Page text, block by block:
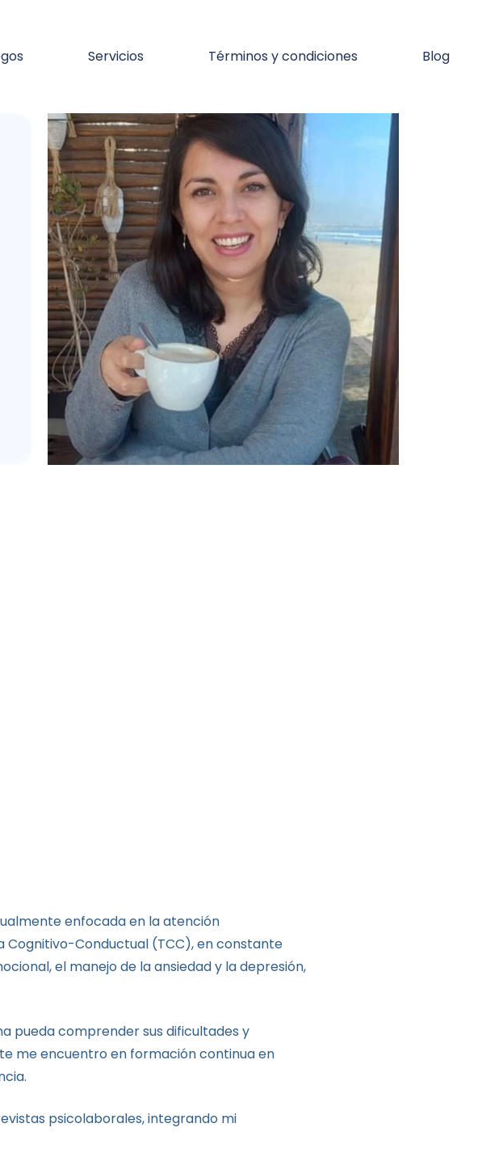
Servicios Términos y condiciones Blog
enfocada en la atención
Cognitivo-Conductual (TCC), en constante
el manejo de la ansiedad y la depresión,
pueda comprender sus dificultades y
me encuentro en formación continua en
psicolaborales, integrando mi